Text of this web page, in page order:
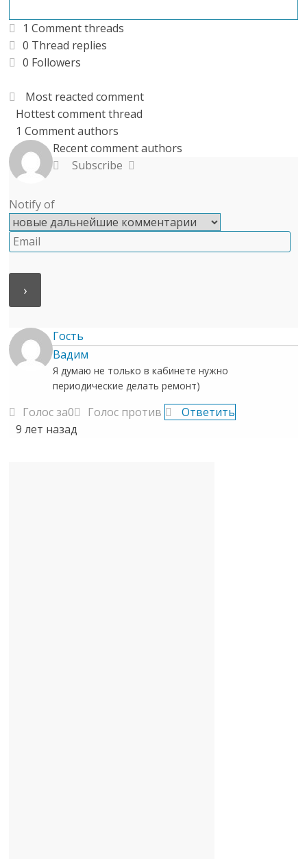
1 Comment threads
0 Thread replies
0 Followers
Most reacted comment
Hottest comment thread
1 Comment authors
Recent comment authors
Subscribe
Notify of
Гость
Вадим
Я думаю не только в кабинете нужно
периодические делать ремонт)
Голос за0 Голос против
Ответить
9 лет назад